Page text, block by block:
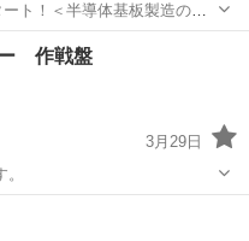
ト！＜半導体基板製造の機
クな職場◎／稼ぎもしっか
作戦盤
3月29日